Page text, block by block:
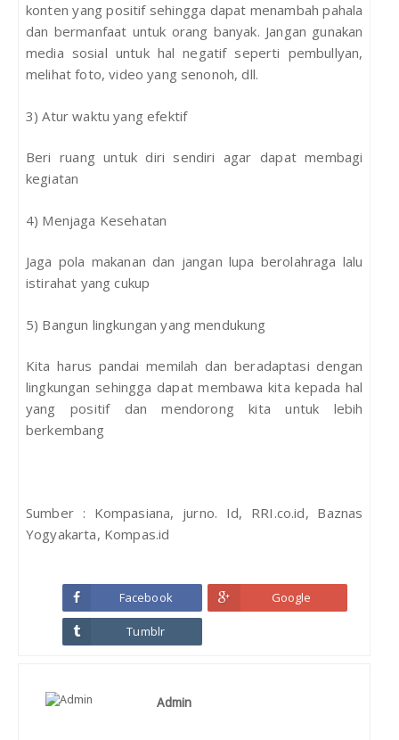
konten yang positif sehingga dapat menambah pahala
dan bermanfaat untuk orang banyak. Jangan gunakan
media sosial untuk hal negatif seperti pembullyan,
melihat foto, video yang senonoh, dll.
3) Atur waktu yang efektif
Beri ruang untuk diri sendiri agar dapat membagi
kegiatan
4) Menjaga Kesehatan
Jaga pola makanan dan jangan lupa berolahraga lalu
istirahat yang cukup
5) Bangun lingkungan yang mendukung
Kita harus pandai memilah dan beradaptasi dengan
lingkungan sehingga dapat membawa kita kepada hal
yang positif dan mendorong kita untuk lebih
berkembang
Sumber : Kompasiana, jurno. Id, RRI.co.id, Baznas
Yogyakarta, Kompas.id
Facebook Google
Tumblr
Admin